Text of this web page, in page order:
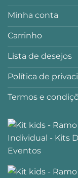
Minha conta
Carrinho
Lista de desejos
Política de
Termos e